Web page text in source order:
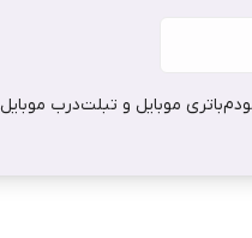
باتری موبایل و تبلتدرب موبایل